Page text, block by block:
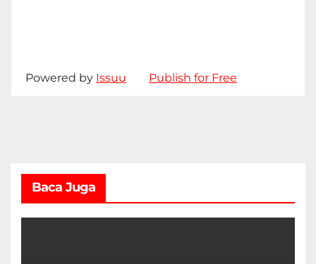
Powered by Issuu Publish for Free
Baca Juga